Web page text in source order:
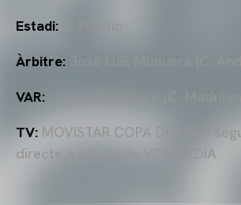
Estadi:
Àrbitre:
VAR:
TV: MOVISTAR COPA DEL REI i
directe a través de VCF MÈDIA